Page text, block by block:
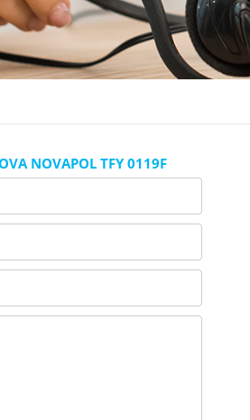
NOVAPOL TFY 0119F